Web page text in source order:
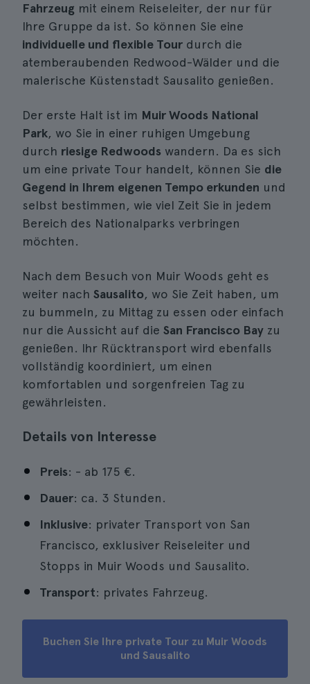
Fahrzeug mit einem Reiseleiter, der nur für
Ihre Gruppe da ist. So können Sie eine
individuelle und flexible Tour durch die
atemberaubenden Redwood-Wälder und die
malerische Küstenstadt Sausalito genießen.
Der erste Halt ist im Muir Woods National
Park, wo Sie in einer ruhigen Umgebung
durch riesige Redwoods wandern. Da es sich
um eine private Tour handelt, können Sie die
Gegend in Ihrem eigenen Tempo erkunden und
selbst bestimmen, wie viel Zeit Sie in jedem
Bereich des Nationalparks verbringen
möchten.
Nach dem Besuch von Muir Woods geht es
weiter nach Sausalito, wo Sie Zeit haben, um
zu bummeln, zu Mittag zu essen oder einfach
nur die Aussicht auf die San Francisco Bay zu
genießen. Ihr Rücktransport wird ebenfalls
vollständig koordiniert, um einen
komfortablen und sorgenfreien Tag zu
gewährleisten.
Details von Interesse
Preis: - ab 175 €.
Dauer: ca. 3 Stunden.
Inklusive: privater Transport von San
Francisco, exklusiver Reiseleiter und
Stopps in Muir Woods und Sausalito.
Transport: privates Fahrzeug.
Buchen Sie Ihre private Tour zu Muir Woods
und Sausalito